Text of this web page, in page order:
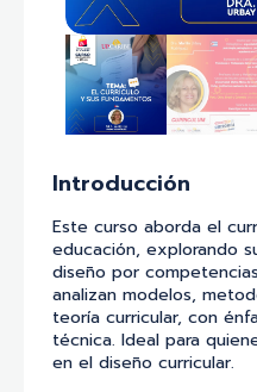
Introducción
Este curso aborda el
educación, explorando
diseño por
analizan modelos,
teoría curricular, con
técnica. Ideal para
en el diseño curricular.